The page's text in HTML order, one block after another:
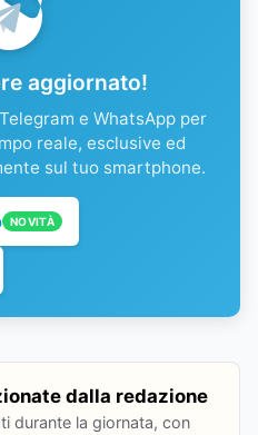
aggiornato!
e WhatsApp per
reale, esclusive ed
sul tuo smartphone.
NOVITÀ
dalla redazione
durante la giornata, con